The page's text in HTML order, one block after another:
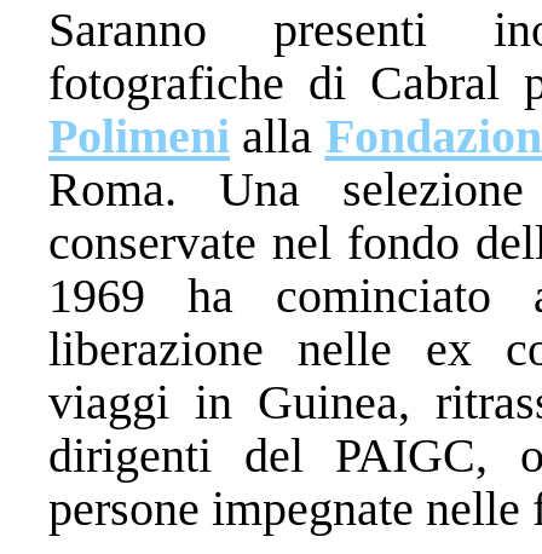
Saranno presenti
fotografiche di Cabral
Polimeni alla
Roma. Una
conservate nel fondo
1969 ha
liberazione nelle ex
viaggi in Guinea,
dirigenti del PAIGC,
persone impegnate nelle